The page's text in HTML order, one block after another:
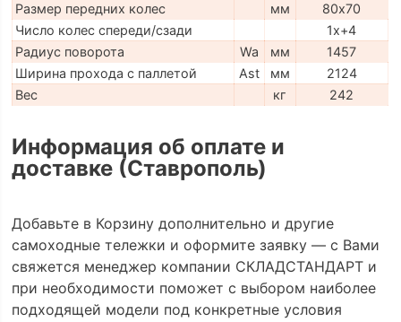
Размер передних колес
мм
80х70
Число колес спереди/сзади
1х+4
Радиус поворота
Wa мм
1457
Ширина прохода с паллетой
Ast мм
2124
Вес
кг 242
Информация об оплате и
доставке (Ставрополь)
Добавьте в Корзину дополнительно и другие
самоходные тележки и оформите заявку — с Вами
свяжется менеджер компании СКЛАДСТАНДАРТ и
при необходимости поможет с выбором наиболее
подходящей модели под конкретные условия